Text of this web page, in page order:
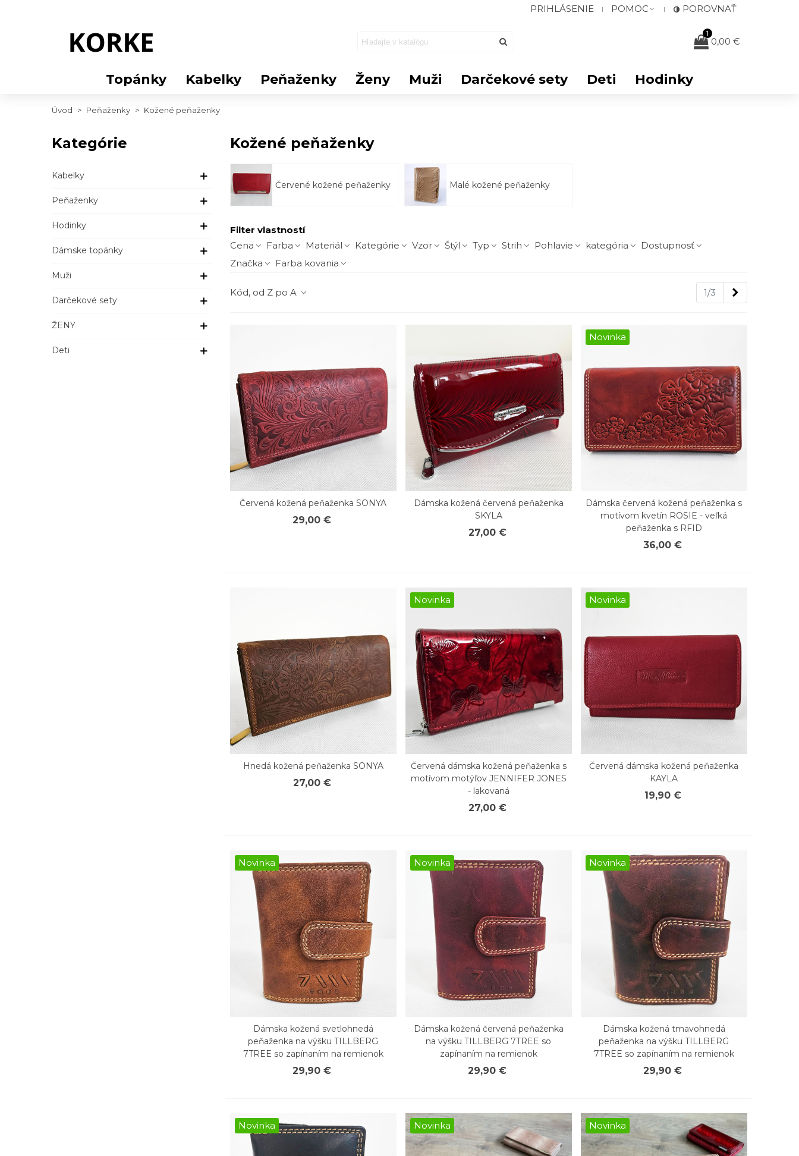
PRIHLÁSENIE POMOC POROVNAŤ
1
0,00 €
Topánky Kabelky Peňaženky Ženy Muži Darčekové sety Deti Hodinky
Úvod > Peňaženky > Kožené peňaženky
Kategórie
Kabelky
Peňaženky
Hodinky
Dámske topánky
Muži
Darčekové sety
ŽENY
Deti
Kožené peňaženky
Červené kožené peňaženky Malé kožené peňaženky
Filter vlastností
Cena
Farba Materiál Kategórie Vzor Štýl Typ Strih Pohlavie kategória
Dostupnosť
Značka
Farba kovania
Kód, od Z po A 1/3
Rýchly náhľad
Červená kožená peňaženka SONYA
29,00 €
Rýchly náhľad
Dámska kožená červená peňaženka
SKYLA
27,00 €
Novinka
Rýchly náhľad
Dámska červená kožená peňaženka s
motívom kvetín ROSIE - veľká
peňaženka s RFID
36,00 €
Rýchly náhľad
Hnedá kožená peňaženka SONYA
27,00 €
Novinka
Rýchly náhľad
Červená dámska kožená peňaženka s
motívom motýľov JENNIFER JONES
- lakovaná
27,00 €
Novinka
Rýchly náhľad
Červená dámska kožená peňaženka
KAYLA
19,90 €
Novinka
Rýchly náhľad
Dámska kožená svetlohnedá
peňaženka na výšku TILLBERG
7TREE so zapínaním na remienok
29,90 €
Novinka
Rýchly náhľad
Dámska kožená červená peňaženka
na výšku TILLBERG 7TREE so
zapínaním na remienok
29,90 €
Novinka
Rýchly náhľad
Dámska kožená tmavohnedá
peňaženka na výšku TILLBERG
7TREE so zapínaním na remienok
29,90 €
Novinka Novinka Novinka